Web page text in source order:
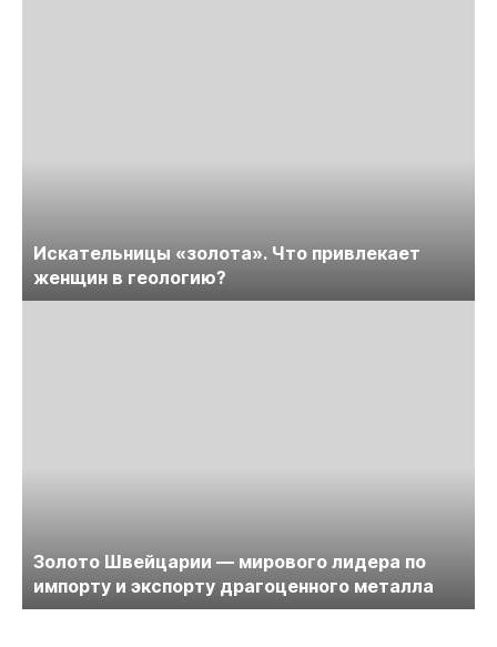
Искательницы «золота». Что привлекает
женщин в геологию?
Золото Швейцарии — мирового лидера по
импорту и экспорту драгоценного металла